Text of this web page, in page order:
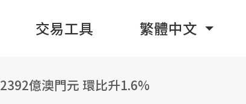
交易工具 繁體中文
億澳門元 環比升1.6%